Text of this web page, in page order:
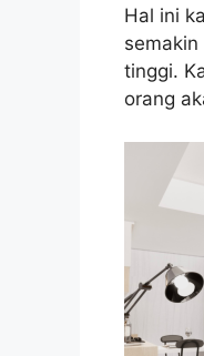
Hal ini
tinggi.
orang